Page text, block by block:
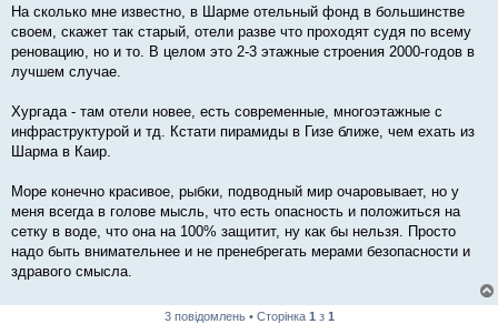
На сколько мне известно, в Шарме отельный фонд в большинстве
своем, скажет так старый, отели разве что проходят судя по всему
реновацию, но и то. В целом это 2-3 этажные строения 2000-годов в
лучшем случае.
Хургада - там отели новее, есть современные, многоэтажные с
инфраструктурой и тд. Кстати пирамиды в Гизе ближе, чем ехать из
Шарма в Каир.
Море конечно красивое, рыбки, подводный мир очаровывает, но у
меня всегда в голове мысль, что есть опасность и положиться на
сетку в воде, что она на 100% защитит, ну как бы нельзя. Просто
надо быть внимательнее и не пренебрегать мерами безопасности и
здравого смысла.
3 повідомлень • Сторінка 1 з 1